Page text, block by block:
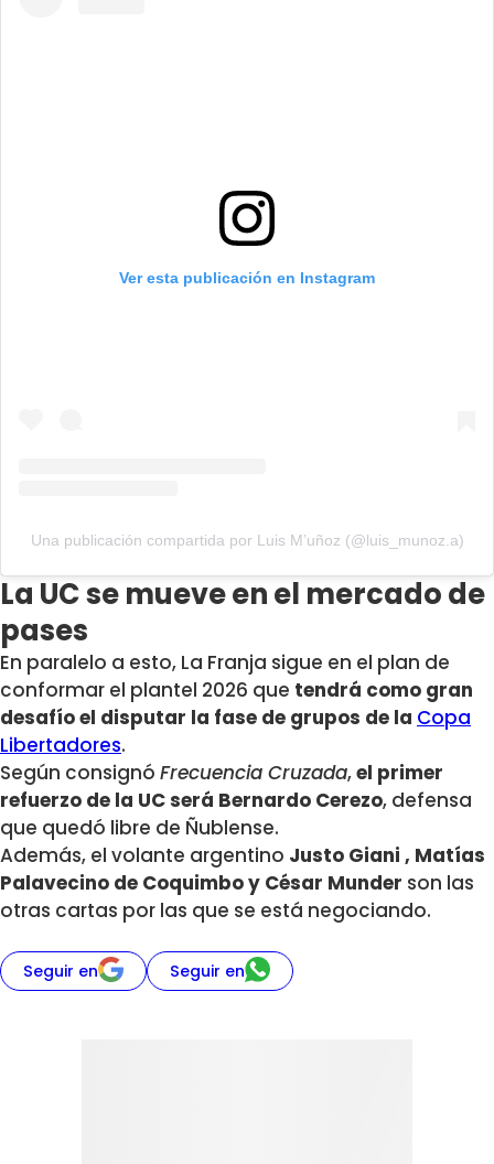
Ver esta publicación en Instagram
Una publicación compartida por Luis M’uñoz (@luis_munoz.a)
La UC se mueve en el mercado de
pases
En paralelo a esto, La Franja sigue en el plan de
conformar el plantel 2026 que tendrá como gran
desafío el disputar la fase de grupos de la Copa
Libertadores.
Según consignó Frecuencia Cruzada,el primer
refuerzo de la UC será Bernardo Cerezo, defensa
que quedó libre de Ñublense.
Además, el volante argentino Justo Giani , Matías
Palavecino de Coquimbo y César Munder son las
otras cartas por las que se está negociando.
Seguir en Seguir en